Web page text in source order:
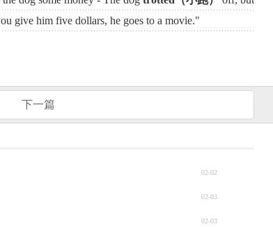
give him five dollars, he goes to a movie."
下一篇
02-02
02-03
02-03